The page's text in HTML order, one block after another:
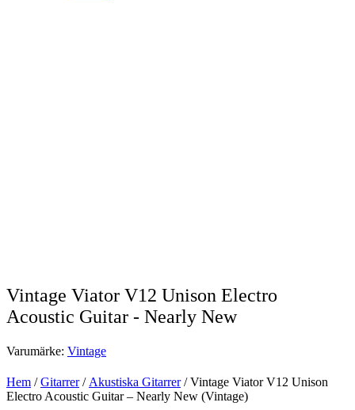
Vintage Viator V12 Unison Electro
Acoustic Guitar - Nearly New
Varumärke: Vintage
Hem /Gitarrer/Akustiska Gitarrer/ Vintage Viator V12 Unison
Electro Acoustic Guitar – Nearly New (Vintage)